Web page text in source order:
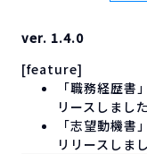
ver. 1.4.0
[feature]
「職務経歴書
リースしました
「志望動機
リリースしま